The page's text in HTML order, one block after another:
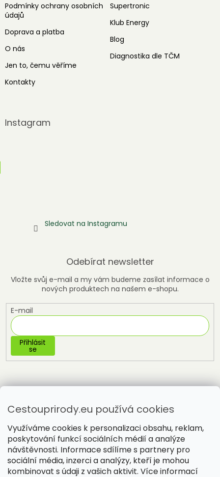
Cestouprirody.eu používá cookies
Využíváme cookies k personalizaci obsahu, reklam,
poskytování funkcí sociálních médií a analýze
návštěvnosti. Informace sdílíme s partnery pro
sociální média, inzerci a analýzy, kteří je mohou
kombinovat s údaji z vašich aktivit. Více informací
Podmínky ochrany osobních
údajů
Doprava a platba
O nás
Jen to, čemu věříme
Kontakty
Supertronic
Klub Energy
Blog
Diagnostika dle TČM
Instagram
Sledovat na Instagramu
Odebírat newsletter
Vložte svůj e-mail a my vám budeme zasílat informace o
nových produktech na našem e-shopu.
E-mail
Přihlásit
se
Vytvořil Shoptet